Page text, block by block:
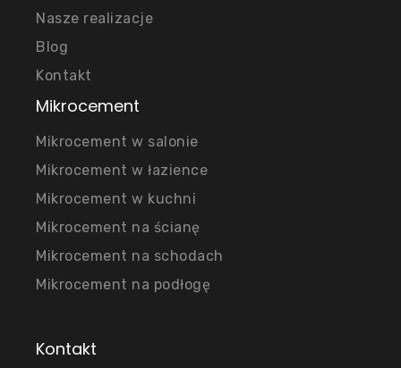
Nasze realizacje
Blog
Kontakt
Mikrocement
Mikrocement w salonie
Mikrocement w łazience
Mikrocement w kuchni
Mikrocement na ścianę
Mikrocement na schodach
Mikrocement na podłogę
Kontakt